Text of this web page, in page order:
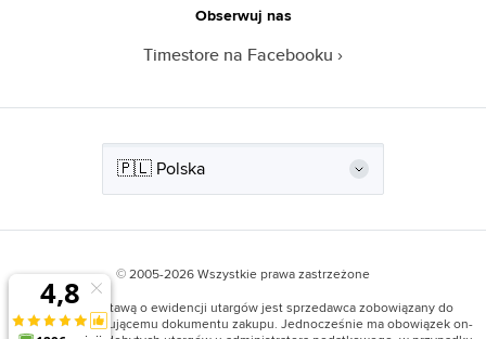
Obserwuj nas
Timestore na Facebooku
© 2005-2026 Wszystkie prawa zastrzeżone
Zgodnie z Ustawą o ewidencji utargów jest sprzedawca zobowiązany do
wystawiania kupującemu dokumentu zakupu. Jednocześnie ma obowiązek on-